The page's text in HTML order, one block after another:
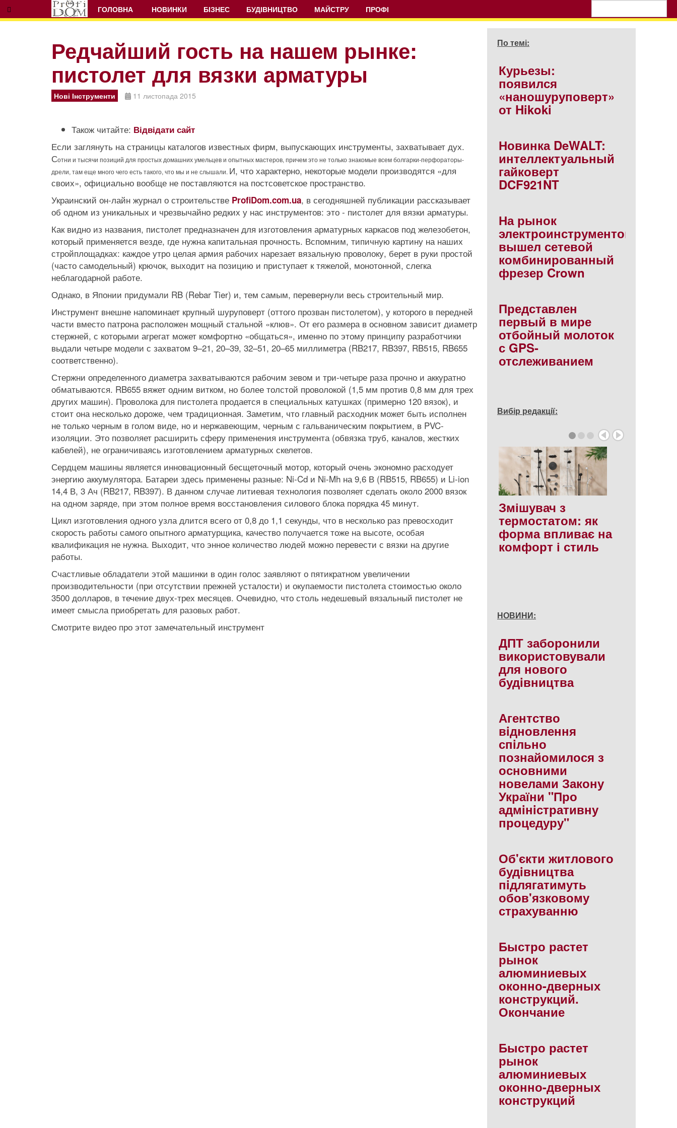
ГОЛОВНА НОВИНКИ БІЗНЕС БУДІВНИЦТВО МАЙСТРУ ПРОФІ
Редчайший гость на нашем рынке:
пистолет для вязки арматуры
Нові Інструменти 11 листопада 2015
Також читайте: Відвідати сайт
Если заглянуть на страницы каталогов известных фирм, выпускающих инструменты, захватывает дух.
Сотни и тысячи позиций для простых домашних умельцев и опытных мастеров, причем это не только знакомые всем болгарки-перфораторы-
дрели, там еще много чего есть такого, что мы и не слышали. И, что характерно, некоторые модели производятся «для
своих», официально вообще не поставляются на постсоветское пространство.
Украинский он-лайн журнал о строительстве ProfiDom.com.ua, в сегодняшней публикации рассказывает
об одном из уникальных и чрезвычайно редких у нас инструментов: это - пистолет для вязки арматуры.
Как видно из названия, пистолет предназначен для изготовления арматурных каркасов под железобетон,
который применяется везде, где нужна капитальная прочность. Вспомним, типичную картину на наших
стройплощадках: каждое утро целая армия рабочих нарезает вязальную проволоку, берет в руки простой
(часто самодельный) крючок, выходит на позицию и приступает к тяжелой, монотонной, слегка
неблагодарной работе.
Однако, в Японии придумали RB (Rebar Tier) и, тем самым, перевернули весь строительный мир.
Инструмент внешне напоминает крупный шуруповерт (оттого прозван пистолетом), у которого в передней
части вместо патрона расположен мощный стальной «клюв». От его размера в основном зависит диаметр
стержней, с которыми агрегат может комфортно «общаться», именно по этому принципу разработчики
выдали четыре модели с захватом 9–21, 20–39, 32–51, 20–65 миллиметра (RB217, RB397, RB515, RB655
соответственно).
Стержни определенного диаметра захватываются рабочим зевом и три-четыре раза прочно и аккуратно
обматываются. RB655 вяжет одним витком, но более толстой проволокой (1,5 мм против 0,8 мм для трех
других машин). Проволока для пистолета продается в специальных катушках (примерно 120 вязок), и
стоит она несколько дороже, чем традиционная. Заметим, что главный расходник может быть исполнен
не только черным в голом виде, но и нержавеющим, черным с гальваническим покрытием, в PVC-
изоляции. Это позволяет расширить сферу применения инструмента (обвязка труб, каналов, жестких
кабелей), не ограничиваясь изготовлением арматурных скелетов.
Сердцем машины является инновационный бесщеточный мотор, который очень экономно расходует
энергию аккумулятора. Батареи здесь применены разные: Ni-Cd и Ni-Mh на 9,6 В (RB515, RB655) и Li-ion
14,4 В, 3 Ач (RB217, RB397). В данном случае литиевая технология позволяет сделать около 2000 вязок
на одном заряде, при этом полное время восстановления силового блока порядка 45 минут.
Цикл изготовления одного узла длится всего от 0,8 до 1,1 секунды, что в несколько раз превосходит
скорость работы самого опытного арматурщика, качество получается тоже на высоте, особая
квалификация не нужна. Выходит, что энное количество людей можно перевести с вязки на другие
работы.
Счастливые обладатели этой машинки в один голос заявляют о пятикратном увеличении
производительности (при отсутствии прежней усталости) и окупаемости пистолета стоимостью около
3500 долларов, в течение двух-трех месяцев. Очевидно, что столь недешевый вязальный пистолет не
имеет смысла приобретать для разовых работ.
Смотрите видео про этот замечательный инструмент
По темі:
Курьезы:
появился
«наношуруповерт»
от Hikoki
Новинка DeWALT:
интеллектуальный
гайковерт
DCF921NT
На рынок
электроинструментов
вышел сетевой
комбинированный
фрезер Crown
Представлен
первый в мире
отбойный молоток
с GPS-
отслеживанием
Вибір редакції:
PrevNext
Змішувач з
термостатом: як
форма впливає на
комфорт і стиль
НОВИНИ:
ДПТ заборонили
використовували
для нового
будiвництва
Агентство
вiдновлення
спiльно
познайомилося з
основними
новелами Закону
України "Про
адмiнiстративну
процедуру"
Об'єкти житлового
будiвництва
пiдлягатимуть
обов'язковому
страхуванню
Быстро растет
рынок
алюминиевых
оконно-дверных
конструкций.
Окончание
Быстро растет
рынок
алюминиевых
оконно-дверных
конструкций